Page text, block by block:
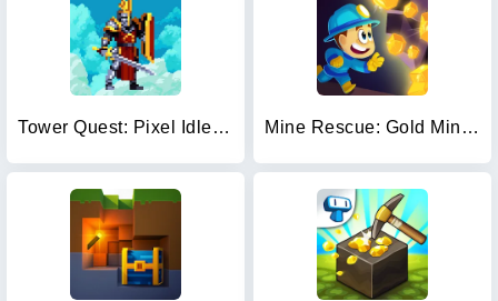
Tower Quest: Pixel Idle RPG Mine Rescue: Gold Mining Games